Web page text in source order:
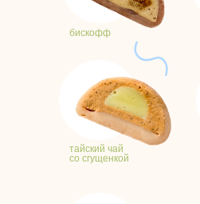
бискофф
тайский чай
со сгущенкой